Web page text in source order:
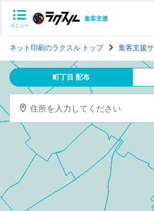
メニュー
集客支援
テ
ン
グ
ネット印刷のラクスル トップ 集客支援
町丁目 配布
住所を入力してください